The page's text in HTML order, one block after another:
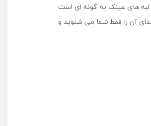
های عینک به گونه ای است
آن را فقط شما می شنوید و